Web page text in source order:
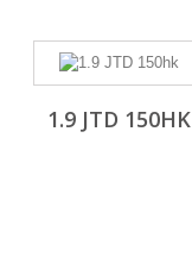
1.9 JTD 150HK